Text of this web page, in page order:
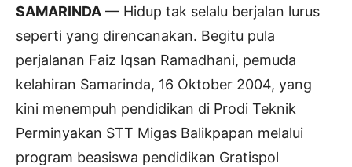
SAMARINDA — Hidup tak selalu berjalan lurus
seperti yang direncanakan. Begitu pula
perjalanan Faiz Iqsan Ramadhani, pemuda
kelahiran Samarinda, 16 Oktober 2004, yang
kini menempuh pendidikan di Prodi Teknik
Perminyakan STT Migas Balikpapan melalui
program beasiswa pendidikan Gratispol